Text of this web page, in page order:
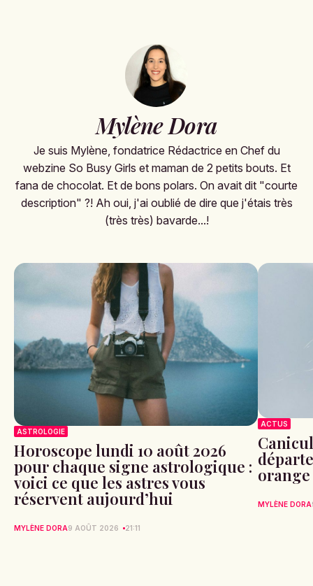
Mylène Dora
Je suis Mylène, fondatrice Rédactrice en Chef du
webzine So Busy Girls et maman de 2 petits bouts. Et
fana de chocolat. Et de bons polars. On avait dit "courte
description" ?! Ah oui, j'ai oublié de dire que j'étais très
(très très) bavarde...!
ASTROLOGIE
Horoscope lundi 10 août 2026
pour chaque signe astrologique :
voici ce que les astres vous
réservent aujourd’hui
MYLÈNE DORA9 AOÛT 2026 21:11
ACTUS
MYLÈNE DORA